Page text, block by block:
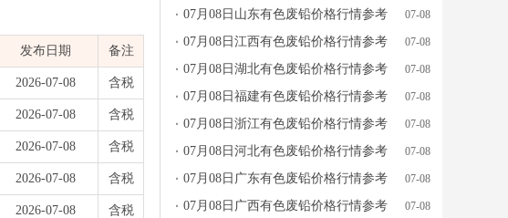
间、单位、涨跌、产地牌号、发布日期等完整行情数据。
发布日期 备注
2026-07-08 含税
2026-07-08 含税
2026-07-08 含税
2026-07-08 含税
2026-07-08 含税
07月08日山东有色废铅价格行情参考 07-08
07月08日江西有色废铅价格行情参考 07-08
07月08日湖北有色废铅价格行情参考 07-08
07月08日福建有色废铅价格行情参考 07-08
07月08日浙江有色废铅价格行情参考 07-08
07月08日河北有色废铅价格行情参考 07-08
07月08日广东有色废铅价格行情参考 07-08
07月08日广西有色废铅价格行情参考 07-08